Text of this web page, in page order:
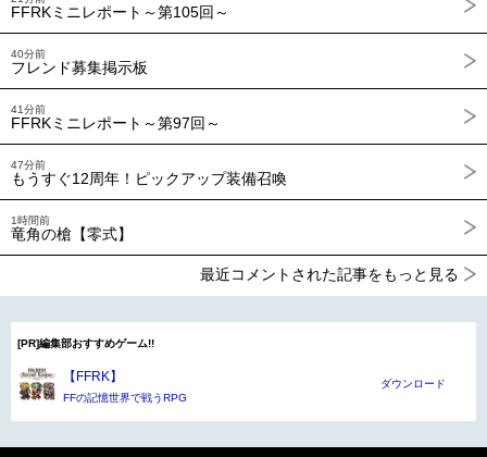
FFRKミニレポート～第105回～
40分前
フレンド募集掲示板
41分前
FFRKミニレポート～第97回～
47分前
もうすぐ12周年！ピックアップ装備召喚
1時間前
竜角の槍【零式】
最近コメントされた記事をもっと見る
[PR]編集部おすすめゲーム!!
【FFRK】
FFの記憶世界で戦うRPG
ダウンロード